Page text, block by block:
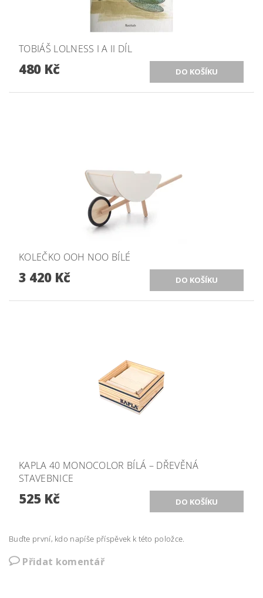
TOBIÁŠ LOLNESS I A II DÍL
480 Kč
KOLEČKO OOH NOO BÍLÉ
3 420 Kč
KAPLA 40 MONOCOLOR BÍLÁ – DŘEVĚNÁ
STAVEBNICE
525 Kč
Buďte první, kdo napíše příspěvek k této položce.
Přidat komentář